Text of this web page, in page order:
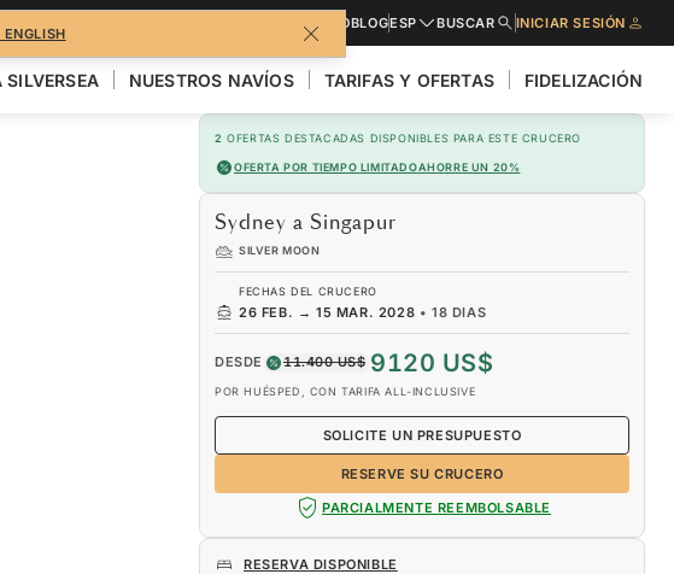
SOLICITE PRESUPUESTOBLOGESP BUSCAR INICIAR SESIÓN
SILVERSEA NUESTROS NAVÍOS TARIFAS Y OFERTAS FIDELIZACIÓN
2 OFERTAS DESTACADAS DISPONIBLES PARA ESTE CRUCERO
OFERTA POR TIEMPO LIMITADOAHORRE UN 20%
Sydney a Singapur
SILVER MOON
FECHAS DEL CRUCERO
26 FEB. → 15 MAR. 2028 •18 DIAS
DESDE 11.400 US$ 9120 US$
POR HUÉSPED, CON TARIFA ALL-INCLUSIVE
RESERVE SU CRUCERO
SOLICITE UN PRESUPUESTO
PARCIALMENTE REEMBOLSABLE
RESERVA DISPONIBLE